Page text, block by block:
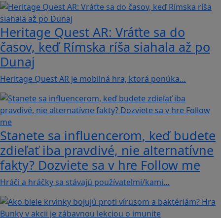
Heritage Quest AR: Vráťte sa do
časov, keď Rímska ríša siahala až po
Dunaj
Heritage Quest AR je mobilná hra, ktorá ponúka…
Stanete sa influencerom, keď budete
zdieľať iba pravdivé, nie alternatívne
fakty? Dozviete sa v hre Follow me
Hráči a hráčky sa stávajú používateľmi/kami…